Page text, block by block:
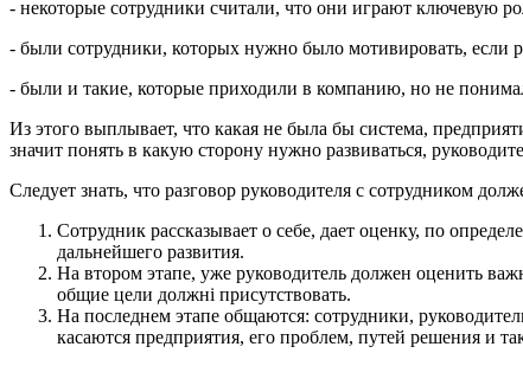
- некоторые сотрудники считали, что они играют ключевую
- были сотрудники, которых нужно было мотивировать, если
- были и такие, которые приходили в компанию, но не
Из этого выплывает, что какая не была бы система,
значит понять в какую сторону нужно развиваться,
Следует знать, что разговор руководителя с сотрудником
Сотрудник рассказывает о себе, дает оценку, по
дальнейшего развития.
На втором этапе, уже руководитель должен оценить
общие цели должні присутствовать.
На последнем этапе общаются: сотрудники,
касаются предприятия, его проблем, путей решения и